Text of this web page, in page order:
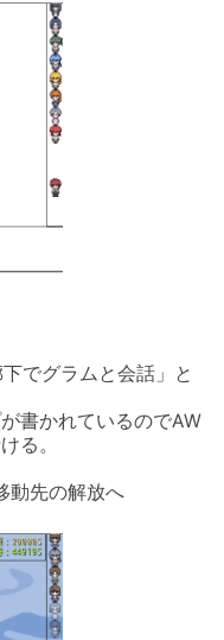
でグラムと会話」と
書かれているのでAW
る。
動先の解放へ